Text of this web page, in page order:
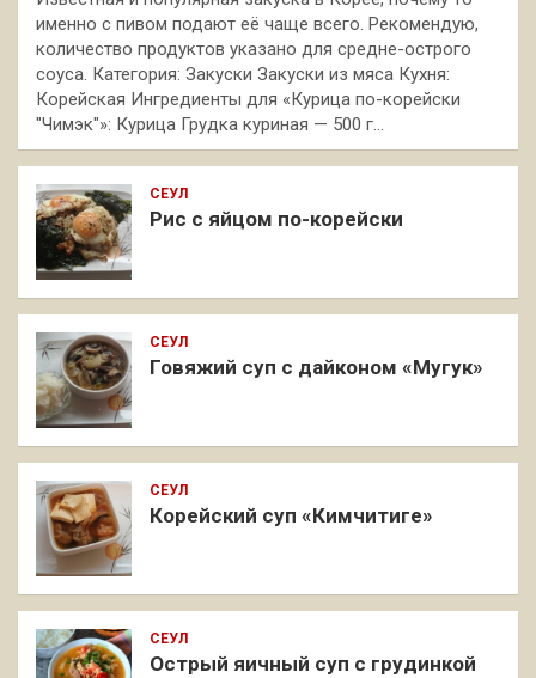
именно с пивом подают её чаще всего. Рекомендую,
количество продуктов указано для средне-острого
соуса. Категория: Закуски Закуски из мяса Кухня:
Корейская Ингредиенты для «Курица по-корейски
"Чимэк"»: Курица Грудка куриная — 500 г…
СЕУЛ
Рис с яйцом по-корейски
СЕУЛ
Говяжий суп с дайконом «Мугук»
СЕУЛ
Корейский суп «Кимчитиге»
СЕУЛ
Острый яичный суп с грудинкой